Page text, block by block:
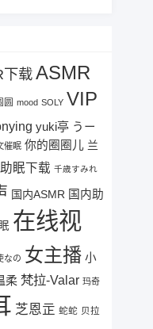
下载ASMR
圆 mood SOLY VIP
yuki亭 うー
催眠 你的圈圈儿 兰
助眠下载 千歳すみれ
国内ASMR 国内助
在线视
なの 女主播 小
柔 梵拉-Valar 玛奇
芝恩㱏 蛇蛇 贝拉